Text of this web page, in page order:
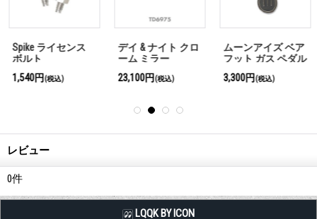
Spike ライセンス
ボルト
1,540円(税込)
デイ & ナイト クロ
ーム ミラー
23,100円(税込)
ムーンアイズ ベア
フット ガス ペダル
3,300円(税込)
レビュー
0件
LQQK BY ICON